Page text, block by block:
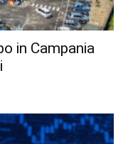
in Campania